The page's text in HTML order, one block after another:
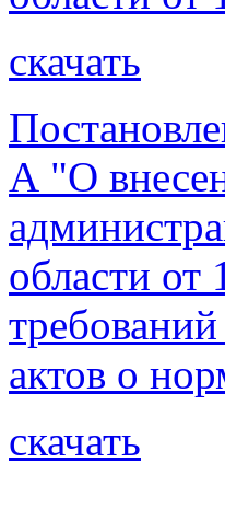
скачать
А "О
области
актов о
скачать